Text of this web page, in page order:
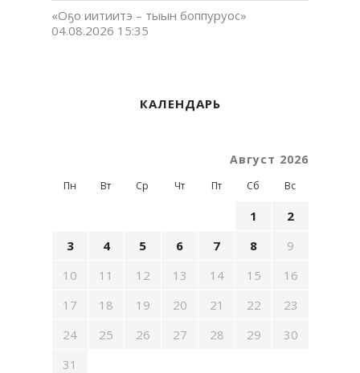
«Оҕо иитиитэ – тыын боппуруос»
04.08.2026 15:35
КАЛЕНДАРЬ
Август 2026
Пн Вт Ср Чт Пт Сб Вс
1
2
3
4 5 6 7 8
9
10
11 12 13 14 15
16
17
18 19 20 21 22
23
24
25 26 27 28 29
30
31